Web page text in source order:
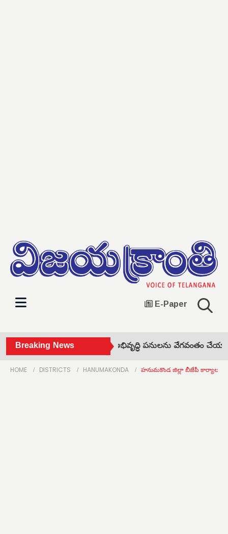
E-Paper
Breaking News
ఆర్‌ అండ్‌ ఆర్ కాలనీ అభివృద్ధి పనులను వేగవంతం చేయాలి
HOME DISTRICTS HANUMAKONDA హనుమకొండ జిల్లా బీజేపీ